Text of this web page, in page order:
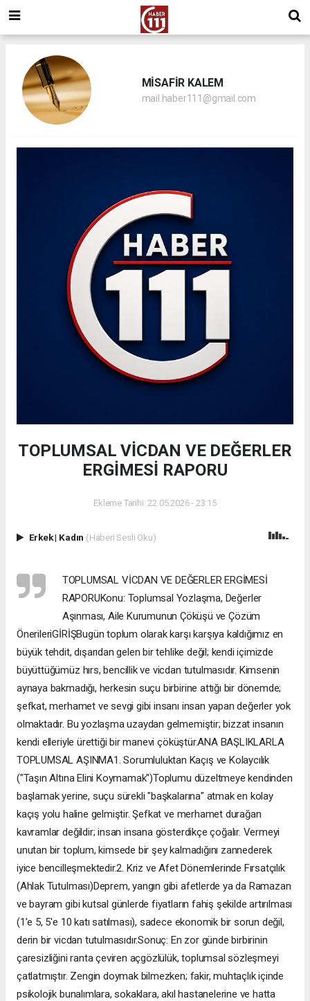
MİSAFİR KALEM
mail.haber111@gmail.com
TOPLUMSAL VİCDAN VE DEĞERLER
ERGİMESİ RAPORU
Ekleme Tarihi: 22.05.2026 - 23:15
Erkek| Kadın (Haberi Sesli Oku)
TOPLUMSAL VİCDAN VE DEĞERLER ERGİMESİ
RAPORU ​Konu: Toplumsal Yozlaşma, Değerler
Aşınması, Aile Kurumunun Çöküşü ve Çözüm
Önerileri ​GİRİŞ ​Bugün toplum olarak karşı karşıya kaldığımız en
büyük tehdit, dışarıdan gelen bir tehlike değil; kendi içimizde
büyüttüğümüz hırs, bencillik ve vicdan tutulmasıdır. Kimsenin
aynaya bakmadığı, herkesin suçu birbirine attığı bir dönemde;
şefkat, merhamet ve sevgi gibi insanı insan yapan değerler yok
olmaktadır. Bu yozlaşma uzaydan gelmemiştir; bizzat insanın
kendi elleriyle ürettiği bir manevi çöküştür. ​ANA BAŞLIKLARLA
TOPLUMSAL AŞINMA ​1. Sorumluluktan Kaçış ve Kolaycılık
("Taşın Altına Elini Koymamak") ​Toplumu düzeltmeye kendinden
başlamak yerine, suçu sürekli "başkalarına" atmak en kolay
kaçış yolu haline gelmiştir. Şefkat ve merhamet durağan
kavramlar değildir; insan insana gösterdikçe çoğalır. Vermeyi
unutan bir toplum, kimsede bir şey kalmadığını zannederek
iyice bencilleşmektedir. ​2. Kriz ve Afet Dönemlerinde Fırsatçılık
(Ahlak Tutulması) ​Deprem, yangın gibi afetlerde ya da Ramazan
ve bayram gibi kutsal günlerde fiyatların fahiş şekilde artırılması
(1'e 5, 5'e 10 katı satılması), sadece ekonomik bir sorun değil,
derin bir vicdan tutulmasıdır. ​Sonuç: En zor günde birbirinin
çaresizliğini ranta çeviren açgözlülük, toplumsal sözleşmeyi
çatlatmıştır. Zengin doymak bilmezken; fakir, muhtaçlık içinde
psikolojik bunalımlara, sokaklara, akıl hastanelerine ve hatta